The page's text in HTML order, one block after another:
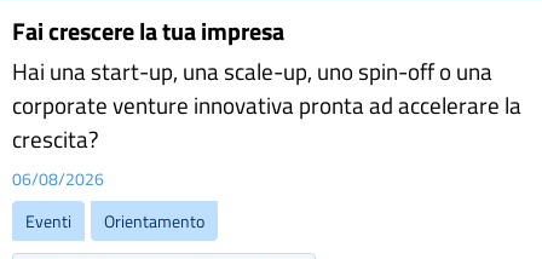
Fai crescere la tua impresa
Hai una start-up, una scale-up, uno spin-off o una
corporate venture innovativa pronta ad accelerare la
crescita?
06/08/2026
Eventi
Orientamento